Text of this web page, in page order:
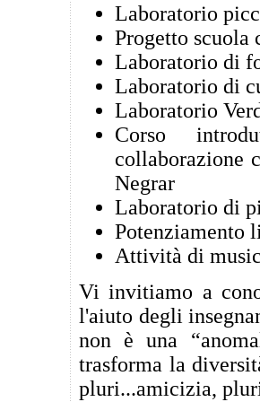
Laboratorio
Progetto scuola
Laboratorio di
Laboratorio di
Laboratorio
Corso
collaborazione
Negrar
Laboratorio di
Potenziamento
Attività di
Vi invitiamo a
l'aiuto degli
non è una
trasforma la
pluri...amicizia,